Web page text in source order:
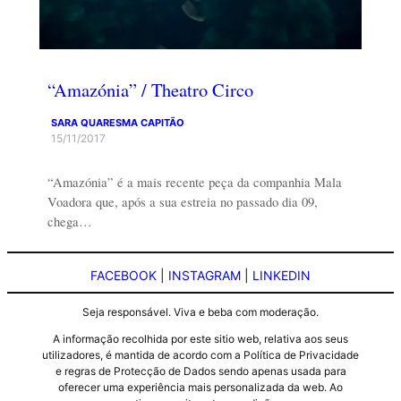
“Amazónia” / Theatro Circo
SARA QUARESMA CAPITÃO
15/11/2017
“Amazónia” é a mais recente peça da companhia Mala
Voadora que, após a sua estreia no passado dia 09,
chega…
FACEBOOK INSTAGRAM LINKEDIN
Seja responsável. Viva e beba com moderação.
A informação recolhida por este sitio web, relativa aos seus
utilizadores, é mantida de acordo com a Política de Privacidade
e regras de Protecção de Dados sendo apenas usada para
oferecer uma experiência mais personalizada da web. Ao